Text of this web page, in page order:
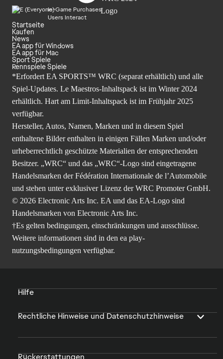
In-Game Purchases
Users Interact
Startseite
Kaufen
News
EA app für Windows
EA app für Mac
Sport Spiele
Rennspiele Spiele
*Erfordert EA SPORTS™ WRC (separat erhältlich) und alle
Spiel-Updates. Le Maestros-Inhaltspack ist im Winter 2024
erhältlich. Hart am Limit-Inhaltspack ist im Frühjahr 2025
verfügbar.
Hersteller, Autos, Namen, Marken und in diesem Spiel
enthaltene Bilder enthalten in einigen Fällen Marken und/oder
urheberrechtlich geschützte Materialien der entsprechenden
Besitzer. „WRC“ und das „WRC“-Logo sind eingetragene
Handelsmarken der Fédération Internationale de l’Automobile
und stehen unter exklusiver Lizenz der WRC Promoter GmbH.
© 2026 Electronic Arts Inc. EA und das EA-Logo sind
Handelsmarken von Electronic Arts Inc.
†Es gelten bedingungen, einschränkungen und ausschlüsse.
Weitere informationen sind in den ea play-
nutzungsbedingungen verfügbar.
Hilfe
Rechtliche Hinweise und Datenschutzhinweise
Rückerstattungen